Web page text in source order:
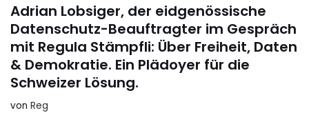
Adrian Lobsiger, der eidgenössische
Datenschutz-Beauftragter im Gespräch
mit Regula Stämpfli: Über Freiheit, Daten
& Demokratie. Ein Plädoyer für die
Schweizer Lösung.
von Reg